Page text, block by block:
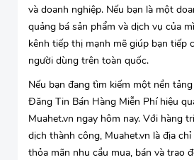
và doanh nghiệp. Nếu bạn là một
quảng bá sản phẩm và dịch vụ của
kênh tiếp thị mạnh mẽ giúp bạn tiếp
người dùng trên toàn quốc.
Nếu bạn đang tìm kiếm một nền
Đăng Tin Bán Hàng Miễn Phí hiệu
Muahet.vn ngay hôm nay. Với hàng
dịch thành công, Muahet.vn là địa
thỏa mãn nhu cầu mua, bán và trao